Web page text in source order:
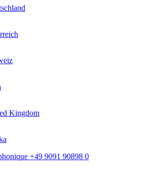
Kingdom
+49 9091 90898 0